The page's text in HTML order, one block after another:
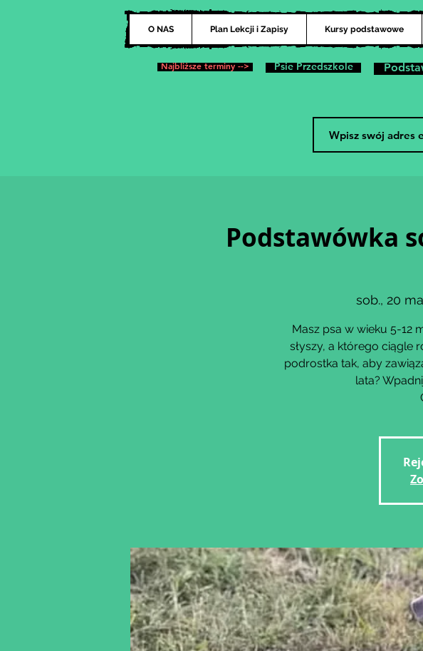
O NAS Plan Lekcji i Zapisy Kursy podstawowe
Najbliższe terminy --> Psie Przedszkole
Podstawówka
sob., 20
Masz psa w wieku 5-12
słyszy, a którego ciągle
podrostka tak, aby
lata?